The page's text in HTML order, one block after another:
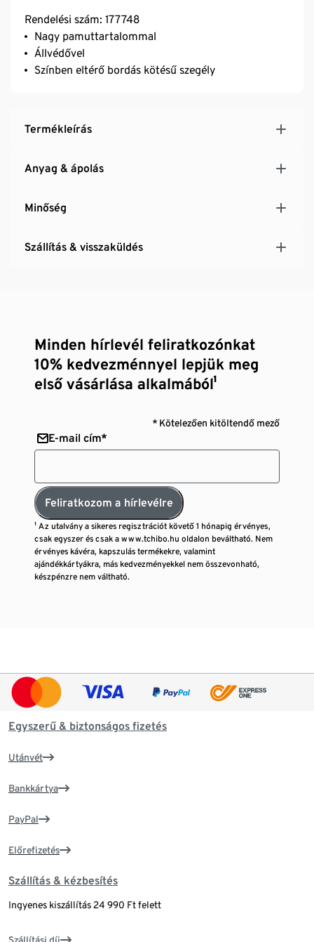
Rendelési szám: 177748
Nagy pamuttartalommal
Állvédővel
Színben eltérő bordás kötésű szegély
Termékleírás
Anyag & ápolás
Minőség
Szállítás & visszaküldés
Minden hírlevél feliratkozónkat
10% kedvezménnyel lepjük meg
első vásárlása alkalmából¹
* Kötelezően kitöltendő mező
E-mail cím*
Feliratkozom a hírlevélre
¹ Az utalvány a sikeres regisztrációt követő 1 hónapig érvényes,
csak egyszer és csak a www.tchibo.hu oldalon beváltható. Nem
érvényes kávéra, kapszulás termékekre, valamint
ajándékkártyákra, más kedvezményekkel nem összevonható,
készpénzre nem váltható.
Egyszerű & biztonságos fizetés
Utánvét
Bankkártya
PayPal
Előrefizetés
Szállítás & kézbesítés
Ingyenes kiszállítás 24 990 Ft felett